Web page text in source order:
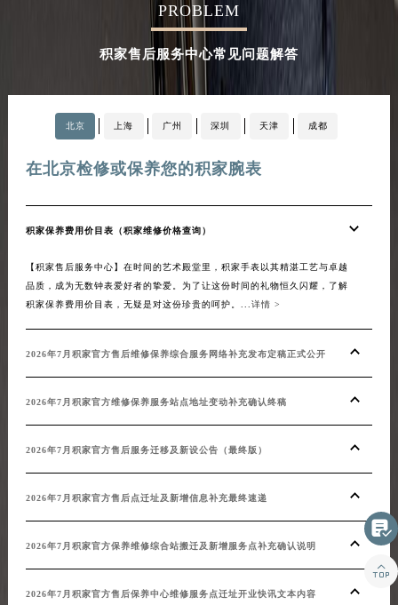
PROBLEM
积家售后服务中心常见问题解答
北京 上海 广州 深圳 天津 成都
在北京检修或保养您的积家腕表
积家保养费用价目表（积家维修价格查询）
【积家售后服务中心】在时间的艺术殿堂里，积家手表以其精湛工艺与卓越
品质，成为无数钟表爱好者的挚爱。为了让这份时间的礼物恒久闪耀，了解
积家保养费用价目表，无疑是对这份珍贵的呵护。... 详情 >
2026年7月积家官方售后维修保养综合服务网络补充发布定稿正式公开
2026年7月积家官方维修保养服务站点地址变动补充确认终稿
2026年7月积家官方售后服务迁移及新设公告（最终版）
2026年7月积家官方售后点迁址及新增信息补充最终速递
2026年7月积家官方保养维修综合站搬迁及新增服务点补充确认说明
2026年7月积家官方售后保养中心维修服务点迁址开业快讯文本内容
2026

